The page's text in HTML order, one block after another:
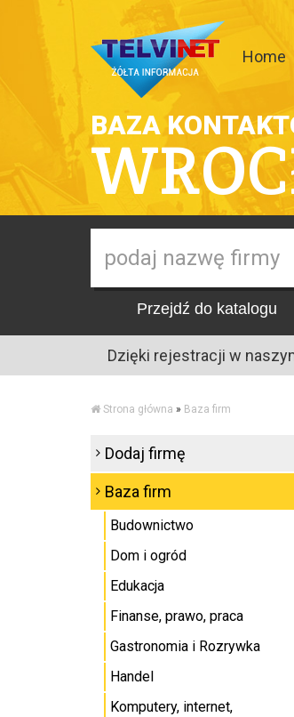
Home
BAZA
Przejdź do katalogu
Dzięki rejestracji w
Strona główna » Baza firm
Dodaj firmę
Baza firm
Budownictwo
Dom i ogród
Edukacja
Finanse, prawo, praca
Gastronomia i Rozrywka
Handel
Komputery, internet,